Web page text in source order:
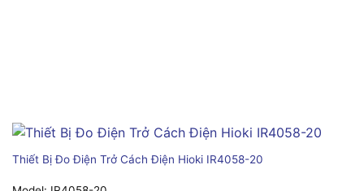
Thiết Bị Đo Điện Trở Cách Điện Hioki IR4058-20